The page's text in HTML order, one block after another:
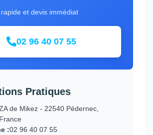
et devis immédiat
02 96 40 07 55
Pratiques
de Mikez - 22540 Pédernec,
France
:02 96 40 07 55